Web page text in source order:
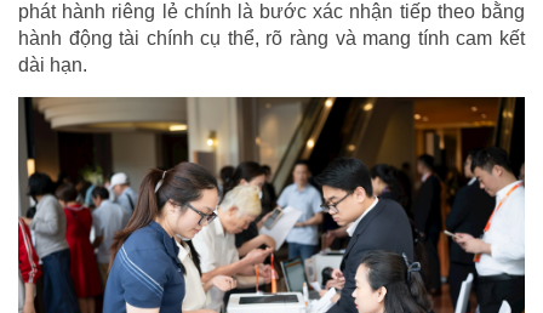
phát hành riêng lẻ chính là bước xác nhận tiếp theo bằng
hành động tài chính cụ thể, rõ ràng và mang tính cam kết
dài hạn.